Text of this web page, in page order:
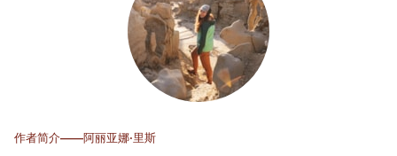
作者简介——阿丽亚娜·里斯